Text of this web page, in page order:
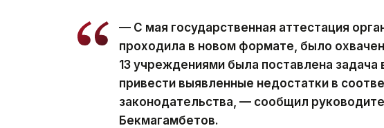
— С мая государственная аттестация
проходила в новом формате, было
13 учреждениями была поставлена задача
привести выявленные недостатки в
законодательства, — сообщил
Бекмагамбетов.